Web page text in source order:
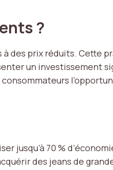
?
des prix réduits. Cette
un investissement
jusqu’à 70 %
des jeans de